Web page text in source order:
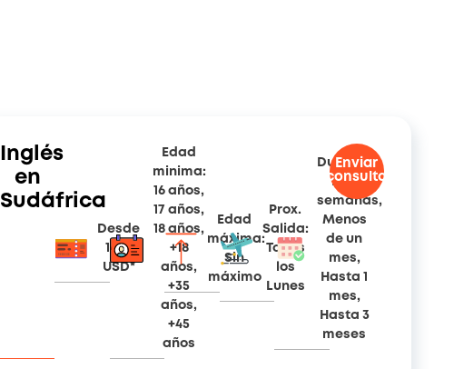
Inglés
en
Sudáfrica
Desde
1450
USD*
Edad
minima:
16 años,
17 años,
18 años,
+18
años,
+35
años,
+45
años
Edad
máxima:
Sin
máximo
Prox.
Salida:
Todos
los
Lunes
Duración:
Dos
semanas,
Menos
de un
mes,
Hasta 1
mes,
Hasta 3
meses
Enviar
consulta